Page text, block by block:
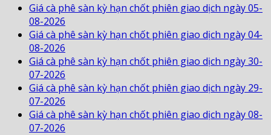
Giá cà phê sàn kỳ hạn chốt phiên giao dịch ngày 05-
08-2026
Giá cà phê sàn kỳ hạn chốt phiên giao dịch ngày 04-
08-2026
Giá cà phê sàn kỳ hạn chốt phiên giao dịch ngày 30-
07-2026
Giá cà phê sàn kỳ hạn chốt phiên giao dịch ngày 29-
07-2026
Giá cà phê sàn kỳ hạn chốt phiên giao dịch ngày 08-
07-2026